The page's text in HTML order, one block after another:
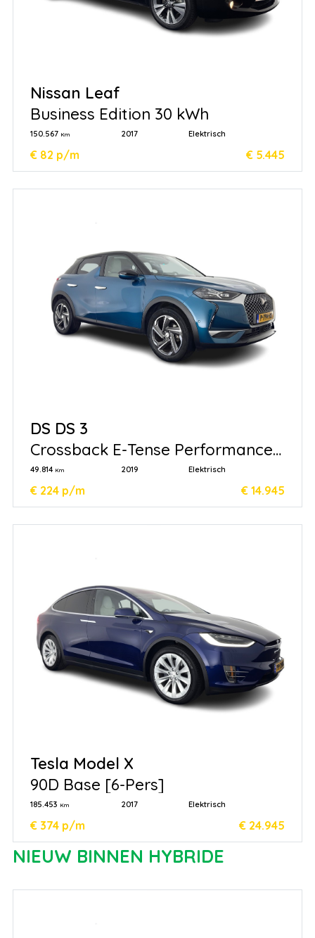
Nissan Leaf
Business Edition 30 kWh
150.567 Km 2017 Elektrisch
€ 82 p/m € 5.445
DS DS 3
Crossback E-Tense Performance
Line+ 50 kWh
49.814 Km 2019 Elektrisch
€ 224 p/m € 14.945
Tesla Model X
90D Base [6-Pers]
185.453 Km 2017 Elektrisch
€ 374 p/m € 24.945
NIEUW BINNEN HYBRIDE